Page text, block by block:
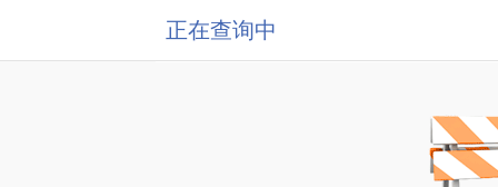
正在查询中